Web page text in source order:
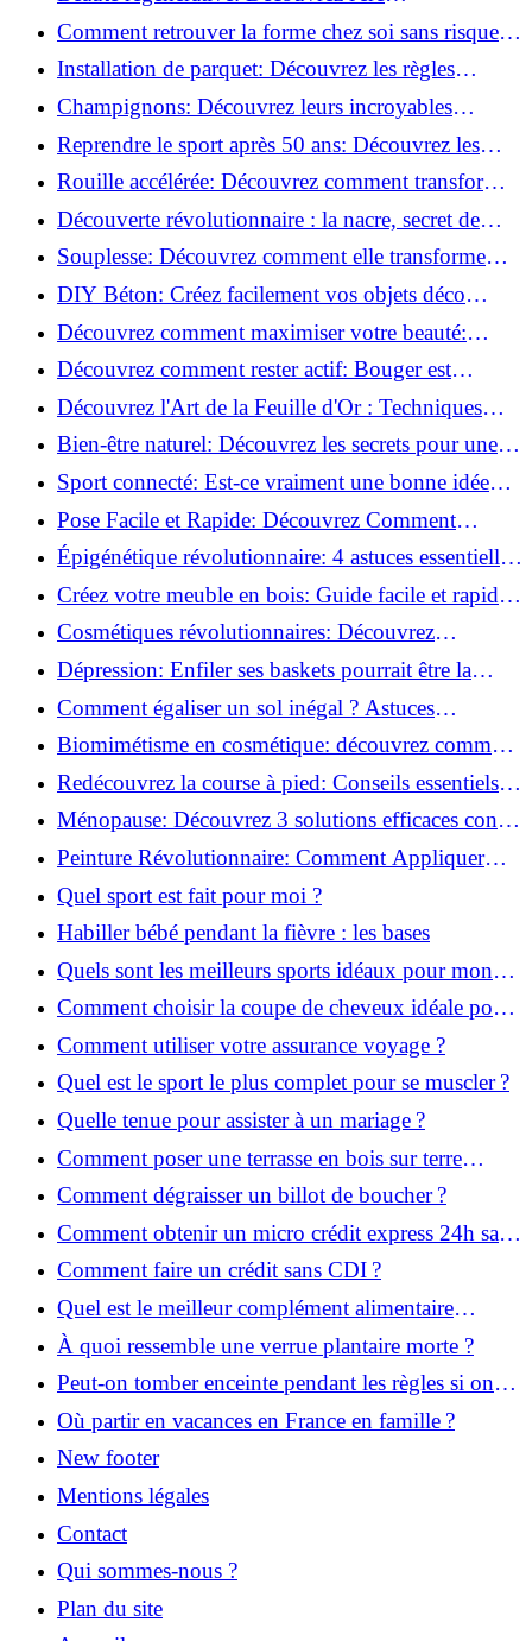
révolutionnaire de la cosmétique verte!
Comment retrouver la forme chez soi sans risque
de blessure: Techniques et conseils sûrs!
Installation de parquet: Découvrez les règles
essentielles à respecter!
Champignons: Découvrez leurs incroyables
pouvoirs antioxydants!
Reprendre le sport après 50 ans: Découvrez les
meilleures méthodes!
Rouille accélérée: Découvrez comment transformer
la corrosion en déco tendance!
Découverte révolutionnaire : la nacre, secret de
régénération inouï !
Souplesse: Découvrez comment elle transforme
votre performance sportive!
DIY Béton: Créez facilement vos objets déco
tendance!
Découvrez comment maximiser votre beauté:
Astuces et secrets révélés!
Découvrez comment rester actif: Bouger est
toujours possible!
Découvrez l'Art de la Feuille d'Or : Techniques
Incontournables pour Réussir!
Bien-être naturel: Découvrez les secrets pour une
vie saine!
Sport connecté: Est-ce vraiment une bonne idée
pour vous?
Pose Facile et Rapide: Découvrez Comment
Monter des Carreaux de Béton Cellulaire!
Épigénétique révolutionnaire: 4 astuces essentielles
pour transformer votre bien-être!
Créez votre meuble en bois: Guide facile et rapide
pour débutants!
Cosmétiques révolutionnaires: Découvrez
comment les fermes verticales transforment la
beauté!
Dépression: Enfiler ses baskets pourrait être la
solution!
Comment égaliser un sol inégal ? Astuces
infaillibles pour réussir !
Biomimétisme en cosmétique: découvrez comment
la nature inspire l'avenir des soins beauté!
Redécouvrez la course à pied: Conseils essentiels
pour reprendre!
Ménopause: Découvrez 3 solutions efficaces contre
les bouffées de chaleur!
Peinture Révolutionnaire: Comment Appliquer
Deux Couleurs Sur Une Porte!
Quel sport est fait pour moi ?
Habiller bébé pendant la fièvre : les bases
Quels sont les meilleurs sports idéaux pour mon
enfant ?
Comment choisir la coupe de cheveux idéale pour
votre visage ?
Comment utiliser votre assurance voyage ?
Quel est le sport le plus complet pour se muscler ?
Quelle tenue pour assister à un mariage ?
Comment poser une terrasse en bois sur terre
battue ?
Comment dégraisser un billot de boucher ?
Comment obtenir un micro crédit express 24h sans
justificatif ?
Comment faire un crédit sans CDI ?
Quel est le meilleur complément alimentaire
cheveux efficace ? Notre avis dans cet article
À quoi ressemble une verrue plantaire morte ?
Peut-on tomber enceinte pendant les règles si on
prend la pilule ?
Où partir en vacances en France en famille ?
New footer
Mentions légales
Contact
Qui sommes-nous ?
Plan du site